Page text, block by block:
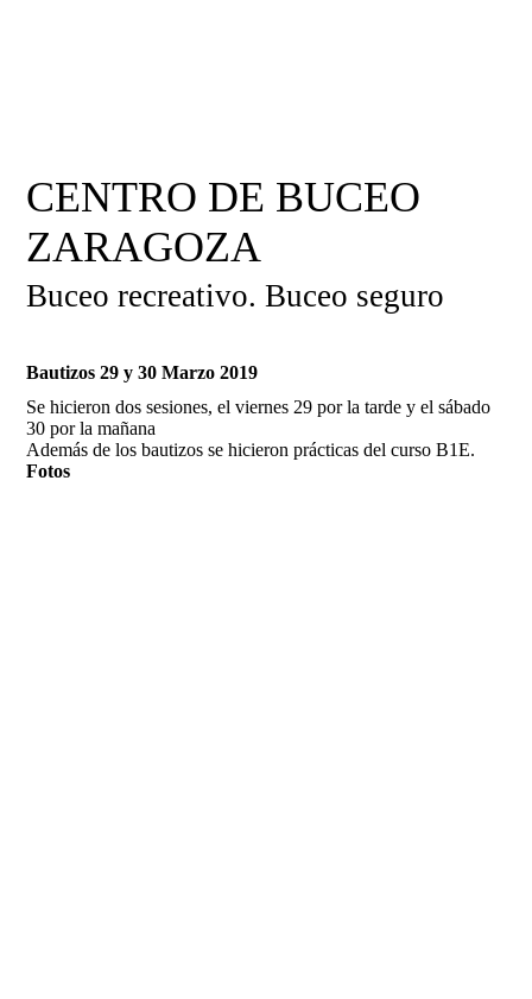
CENTRO DE BUCEO
ZARAGOZA
Buceo recreativo. Buceo seguro
Bautizos 29 y 30 Marzo 2019
Se hicieron dos sesiones, el viernes 29 por la tarde y el sábado
30 por la mañana
Además de los bautizos se hicieron prácticas del curso B1E.
Fotos